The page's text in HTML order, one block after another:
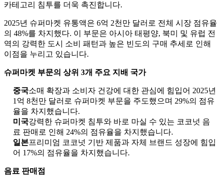
카테고리 침투를 더욱 촉진합니다.
2025년 슈퍼마켓 유통액은 6억 2천만 달러로 전체 시장 점유율
의 48%를 차지했다. 이 부문은 아시아 태평양, 북미 및 유럽 전
역의 강력한 도시 소비 패턴과 높은 빈도의 구매 추세로 인해
이점을 누리고 있습니다.
슈퍼마켓 부문의 상위 3개 주요 지배 국가
중국소매 확장과 소비자 건강에 대한 관심에 힘입어 2025년
1억 8천만 달러로 슈퍼마켓 부문을 주도했으며 29%의 점유
율을 차지했습니다.
미국강력한 슈퍼마켓 침투와 바로 마실 수 있는 코코넛 음
료 판매로 인해 24%의 점유율을 차지했습니다.
일본프리미엄 코코넛 기반 제품과 자체 브랜드 성장에 힘입
어 17%의 점유율을 차지했습니다.
음료 판매점